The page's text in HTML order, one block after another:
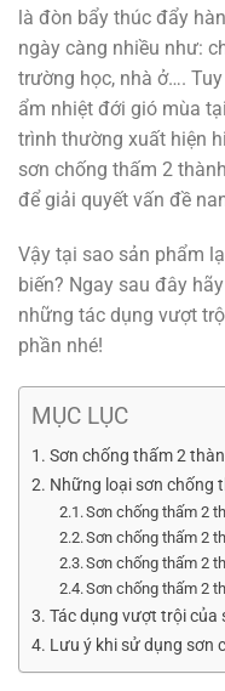
là đòn bẩy thúc đẩy
ngày càng nhiều như:
trường học, nhà ở….
ẩm nhiệt đới gió mùa
trình thường xuất hiện
sơn chống thấm 2
để giải quyết vấn đề
Vậy tại sao sản phẩm
biến? Ngay sau đây
những tác dụng vượt
phần nhé!
MỤC LỤC
Sơn chống thấm 2
Những loại sơn chống
Sơn chống thấm 2
Sơn chống thấm 2
Sơn chống thấm 2
Sơn chống thấm 2
Tác dụng vượt trội của
Lưu ý khi sử dụng sơn